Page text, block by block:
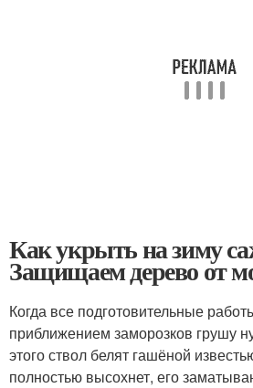
Как укрыть на зиму
Защищаем дерево от
Когда все подготовительные
приближением заморозков грушу
этого ствол белят гашёной
полностью высохнет, его